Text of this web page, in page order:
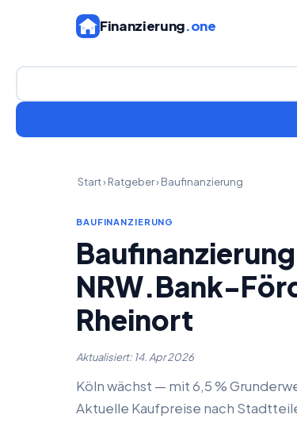
Finanzierung.one
Start›Ratgeber›Baufinanzierung
BAUFINANZIERUNG
NRW.Bank-
Rheinort
Aktualisiert: 14. Apr 2026
Köln wächst — mit 6,5 %
Aktuelle Kaufpreise nach